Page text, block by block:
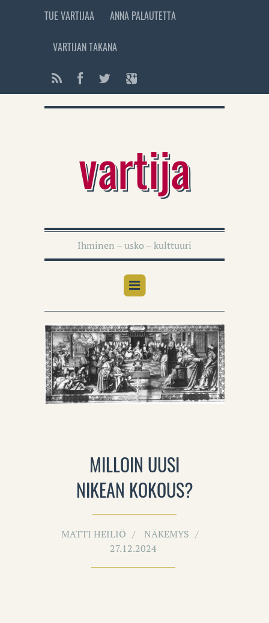
TUE VARTIJAA ANNA PALAUTETTA
VARTIJAN TAKANA
vartija
Ihminen – usko – kulttuuri
MILLOIN UUSI
NIKEAN KOKOUS?
MATTI HEILIÖ
NÄKEMYS
27.12.2024